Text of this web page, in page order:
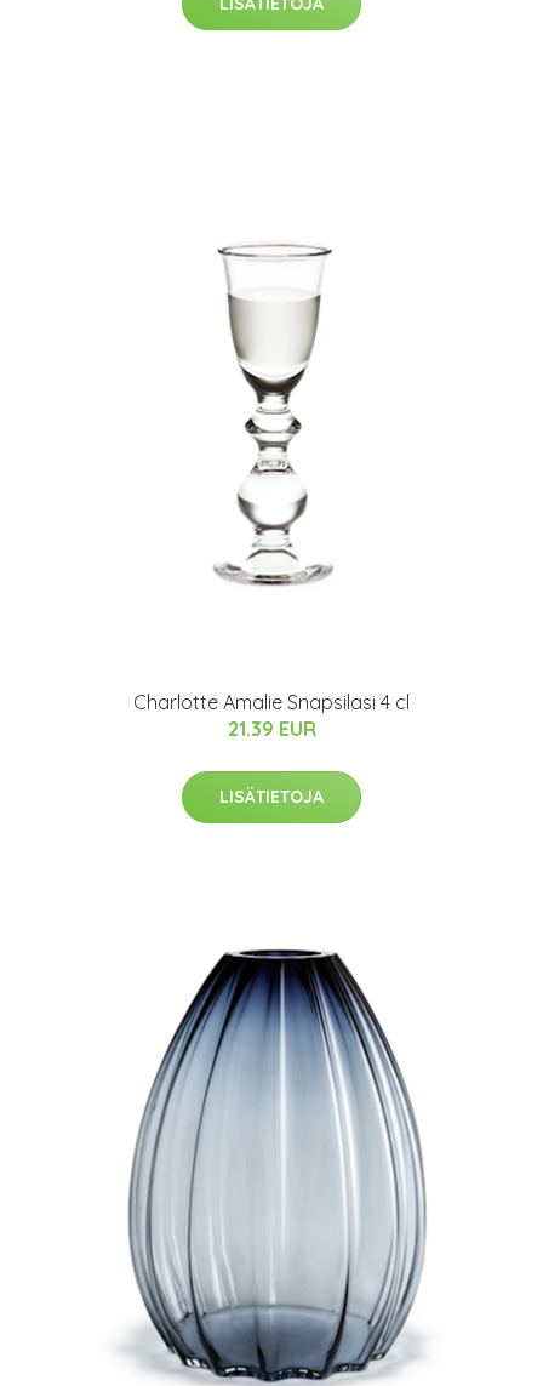
Charlotte Amalie Snapsilasi 4 cl
21.39 EUR
LISÄTIETOJA